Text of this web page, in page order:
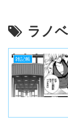
ラノベ
雑記帳